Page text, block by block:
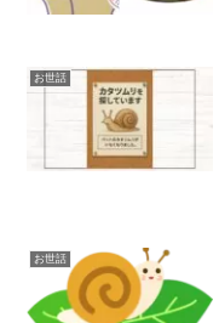
お世話
お世話